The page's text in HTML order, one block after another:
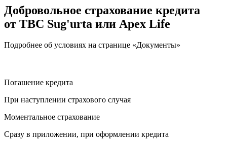
Добровольное страхование кредита
от TBC Sug'urta или Apex Life
Подробнее об условиях на странице «Документы»
Погашение кредита
При наступлении страхового случая
Моментальное страхование
Сразу в приложении, при оформлении кредита